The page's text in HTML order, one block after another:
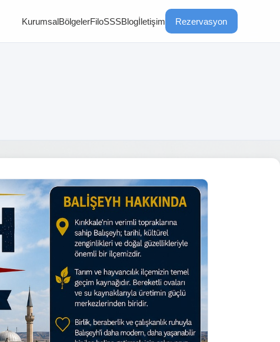
KurumsalBölgelerFiloSSSBlogİletişim Rezervasyon